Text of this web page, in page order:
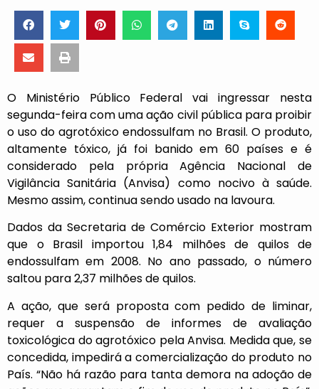
O Ministério Público Federal vai ingressar nesta
segunda-feira com uma ação civil pública para proibir
o uso do agrotóxico endossulfam no Brasil. O produto,
altamente tóxico, já foi banido em 60 países e é
considerado pela própria Agência Nacional de
Vigilância Sanitária (Anvisa) como nocivo à saúde.
Mesmo assim, continua sendo usado na lavoura.
Dados da Secretaria de Comércio Exterior mostram
que o Brasil importou 1,84 milhões de quilos de
endossulfam em 2008. No ano passado, o número
saltou para 2,37 milhões de quilos.
A ação, que será proposta com pedido de liminar,
requer a suspensão de informes de avaliação
toxicológica do agrotóxico pela Anvisa. Medida que, se
concedida, impedirá a comercialização do produto no
País. “Não há razão para tanta demora na adoção de